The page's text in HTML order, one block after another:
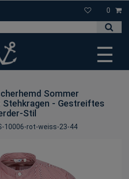
0
☰
Sommer
- Gestreiftes
Stil
10006-rot-weiss-23-44